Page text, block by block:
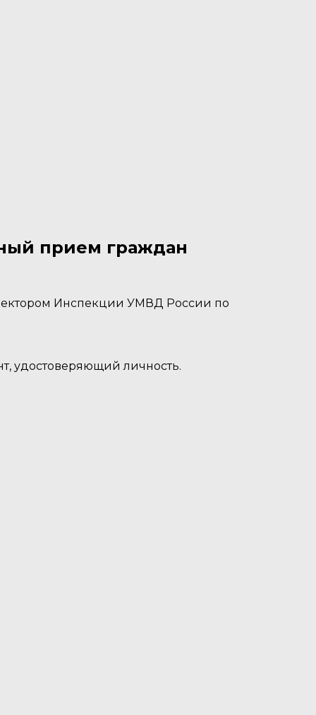
прием граждан
Инспекции УМВД России по
удостоверяющий личность.